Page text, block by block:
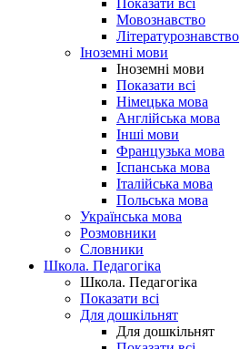
Показати всі
Мовознавство
Літературознавство
Іноземні мови
Іноземні мови
Показати всі
Німецька мова
Англійська мова
Інші мови
Французька мова
Іспанська мова
Італійська мова
Польська мова
Українська мова
Розмовники
Словники
Школа. Педагогіка
Школа. Педагогіка
Показати всі
Для дошкільнят
Для дошкільнят